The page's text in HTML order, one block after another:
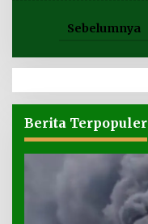
Sebelumnya
Berita Terpopuler